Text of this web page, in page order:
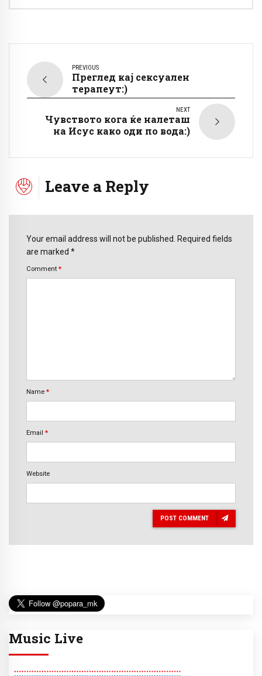
PREVIOUS
Преглед кај сексуален
терапеут:)
NEXT
Чувството кога ќе налеташ
на Исус како оди по вода:)
Leave a Reply
Your email address will not be published. Required fields
are marked *
Comment *
Name *
Email *
Website
POST COMMENT
Music Live